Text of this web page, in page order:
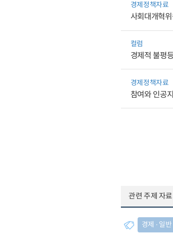
경제정책자료
사회대개혁
컬럼
경제적 불평
경제정책자료
참여와 인공
관련 주제 자료
경제 ∙ 일반